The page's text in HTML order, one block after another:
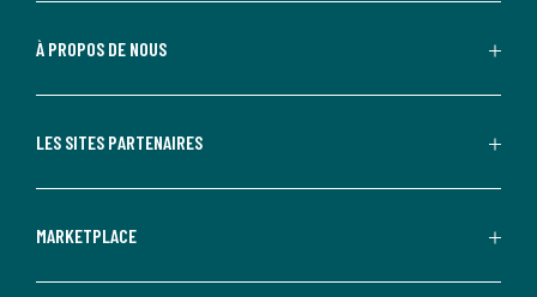
À PROPOS DE NOUS
LES SITES PARTENAIRES
MARKETPLACE